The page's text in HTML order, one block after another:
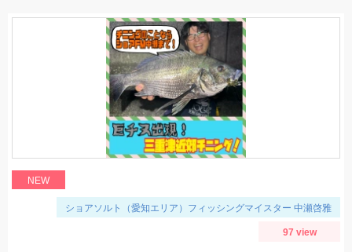
NEW
ショアソルト（愛知エリア）フィッシングマイスター 中瀬啓雅
97 view